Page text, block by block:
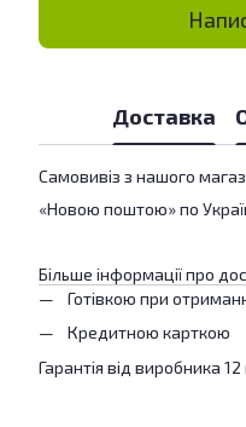
Доставка
Самовивіз з нашого
«Новою поштою» по
Більше інформації про
Готівкою при
Кредитною карткою
Гарантія від виробника 12